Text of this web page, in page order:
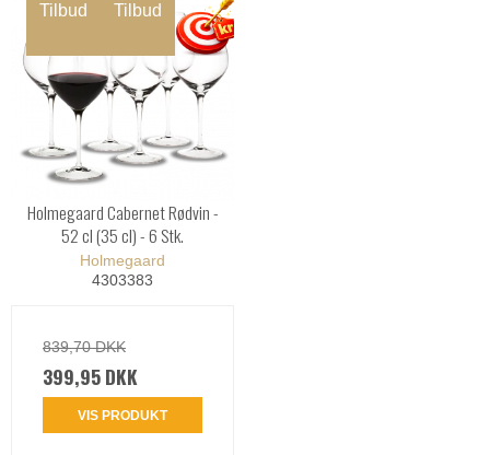
Tilbud Tilbud
Holmegaard Cabernet Rødvin -
52 cl (35 cl) - 6 Stk.
Holmegaard
4303383
839,70 DKK
399,95 DKK
VIS PRODUKT